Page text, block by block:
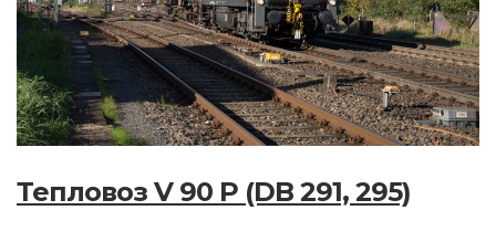
Тепловоз V 90 P (DB 291, 295)